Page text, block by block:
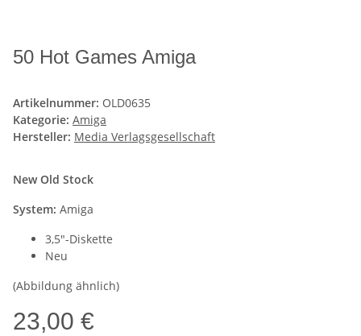
50 Hot Games Amiga
Artikelnummer: OLD0635
Kategorie: Amiga
Hersteller: Media Verlagsgesellschaft
New Old Stock
System: Amiga
3,5"-Diskette
Neu
(Abbildung ähnlich)
23,00 €